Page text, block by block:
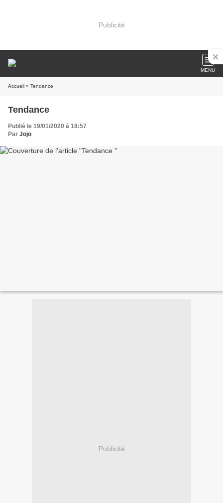
Publicité
MENU
Accueil » Tendance
Tendance
Publié le 19/01/2020 à 18:57
Par Jojo
Publicité